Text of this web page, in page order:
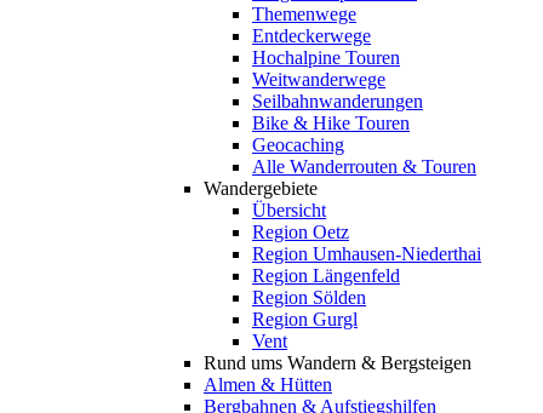
Themenwege
Entdeckerwege
Hochalpine Touren
Weitwanderwege
Seilbahnwanderungen
Bike & Hike Touren
Geocaching
Alle Wanderrouten & Touren
Wandergebiete
Übersicht
Region Oetz
Region Umhausen-Niederthai
Region Längenfeld
Region Sölden
Region Gurgl
Vent
Rund ums Wandern & Bergsteigen
Almen & Hütten
Bergbahnen & Aufstiegshilfen